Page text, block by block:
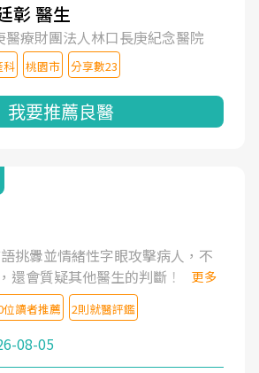
彰 醫生
醫療財團法人林口長庚紀念醫院
科 桃園市 分享數23
我要推薦良醫
挑釁並情緒性字眼攻擊病人，不
還會質疑其他醫生的判斷！
更多
位讀者推薦 2則就醫評鑑
08-05